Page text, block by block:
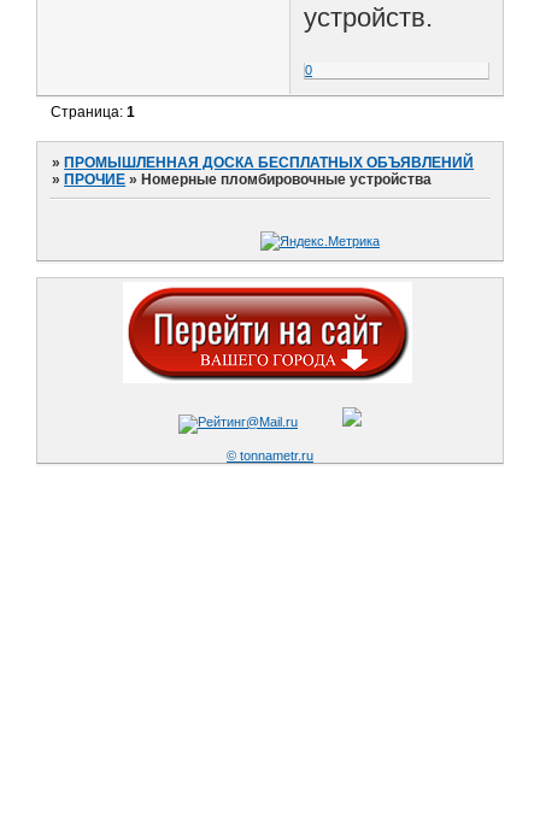
устройств.
0
Страница:1
» ПРОМЫШЛЕННАЯ ДОСКА БЕСПЛАТНЫХ ОБЪЯВЛЕНИЙ
» ПРОЧИЕ » Номерные пломбировочные устройства
© tonnametr.ru